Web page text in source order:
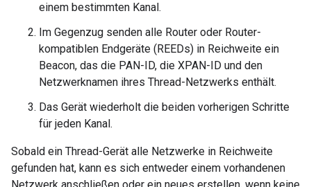
einem bestimmten Kanal.
Im Gegenzug senden alle Router oder Router-
kompatiblen Endgeräte (REEDs) in Reichweite ein
Beacon, das die PAN-ID, die XPAN-ID und den
Netzwerknamen ihres Thread-Netzwerks enthält.
Das Gerät wiederholt die beiden vorherigen Schritte
für jeden Kanal.
Sobald ein Thread-Gerät alle Netzwerke in Reichweite
gefunden hat, kann es sich entweder einem vorhandenen